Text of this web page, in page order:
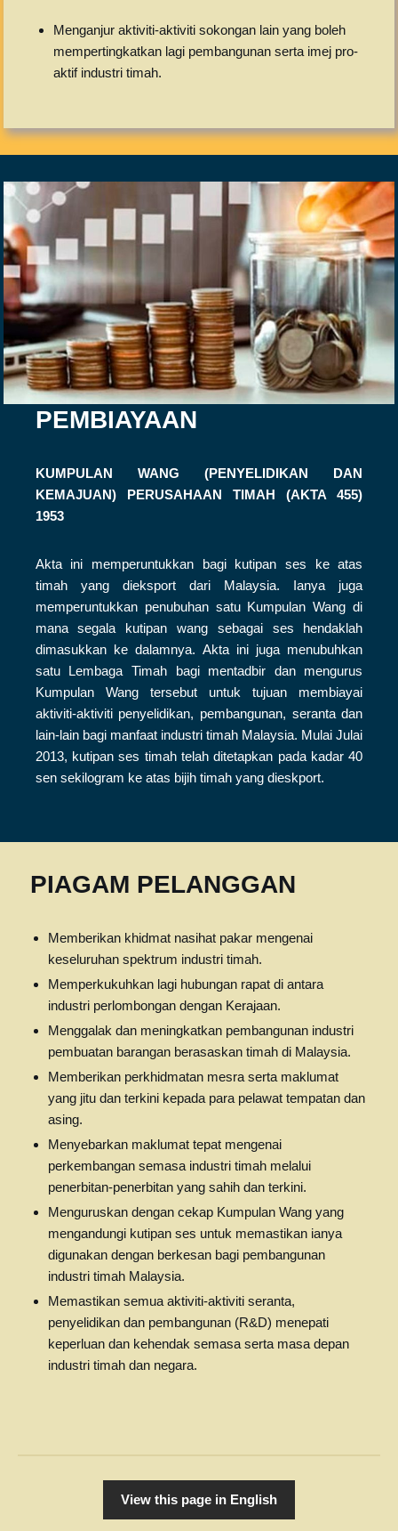
Menganjur aktiviti-aktiviti sokongan lain yang boleh
mempertingkatkan lagi pembangunan serta imej pro-
aktif industri timah.
PEMBIAYAAN
KUMPULAN WANG (PENYELIDIKAN DAN
KEMAJUAN) PERUSAHAAN TIMAH (AKTA 455)
1953
Akta ini memperuntukkan bagi kutipan ses ke atas
timah yang dieksport dari Malaysia. Ianya juga
memperuntukkan penubuhan satu Kumpulan Wang di
mana segala kutipan wang sebagai ses hendaklah
dimasukkan ke dalamnya. Akta ini juga menubuhkan
satu Lembaga Timah bagi mentadbir dan mengurus
Kumpulan Wang tersebut untuk tujuan membiayai
aktiviti-aktiviti penyelidikan, pembangunan, seranta dan
lain-lain bagi manfaat industri timah Malaysia. Mulai Julai
2013, kutipan ses timah telah ditetapkan pada kadar 40
sen sekilogram ke atas bijih timah yang dieskport.
PIAGAM PELANGGAN
Memberikan khidmat nasihat pakar mengenai
keseluruhan spektrum industri timah.
Memperkukuhkan lagi hubungan rapat di antara
industri perlombongan dengan Kerajaan.
Menggalak dan meningkatkan pembangunan industri
pembuatan barangan berasaskan timah di Malaysia.
Memberikan perkhidmatan mesra serta maklumat
yang jitu dan terkini kepada para pelawat tempatan dan
asing.
Menyebarkan maklumat tepat mengenai
perkembangan semasa industri timah melalui
penerbitan-penerbitan yang sahih dan terkini.
Menguruskan dengan cekap Kumpulan Wang yang
mengandungi kutipan ses untuk memastikan ianya
digunakan dengan berkesan bagi pembangunan
industri timah Malaysia.
Memastikan semua aktiviti-aktiviti seranta,
penyelidikan dan pembangunan (R&D) menepati
keperluan dan kehendak semasa serta masa depan
industri timah dan negara.
View this page in English